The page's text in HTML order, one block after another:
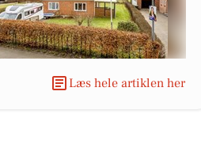
Læs hele artiklen her